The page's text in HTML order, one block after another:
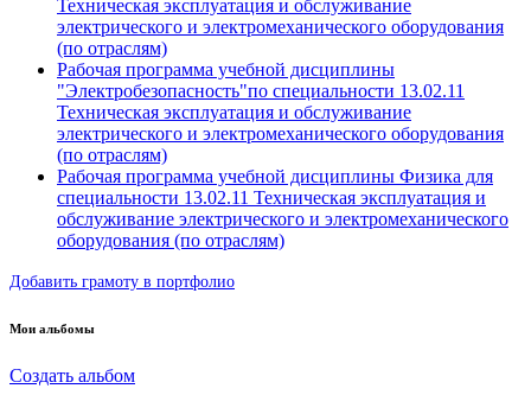
Техническая эксплуатация и обслуживание
электрического и электромеханического оборудования
(по отраслям)
Рабочая программа учебной дисциплины
"Электробезопасность"по специальности 13.02.11
Техническая эксплуатация и обслуживание
электрического и электромеханического оборудования
(по отраслям)
Рабочая программа учебной дисциплины Физика для
специальности 13.02.11 Техническая эксплуатация и
обслуживание электрического и электромеханического
оборудования (по отраслям)
Добавить грамоту в портфолио
Мои альбомы
Создать альбом